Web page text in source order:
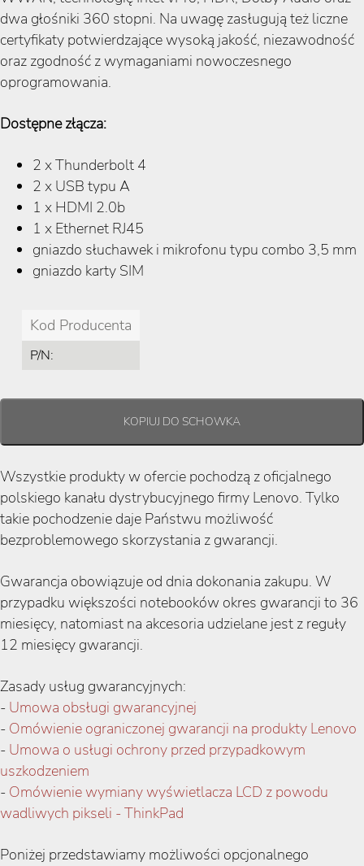
dwa głośniki 360 stopni. Na uwagę zasługują też liczne
certyfikaty potwierdzające wysoką jakość, niezawodność
oraz zgodność z wymaganiami nowoczesnego
oprogramowania.
Dostępne złącza:
2 x Thunderbolt 4
2 x USB typu A
1 x HDMI 2.0b
1 x Ethernet RJ45
gniazdo słuchawek i mikrofonu typu combo 3,5 mm
gniazdo karty SIM
Kod Producenta
P/N:
Wszystkie produkty w ofercie pochodzą z oficjalnego
polskiego kanału dystrybucyjnego firmy Lenovo. Tylko
takie pochodzenie daje Państwu możliwość
bezproblemowego skorzystania z gwarancji.
Gwarancja obowiązuje od dnia dokonania zakupu. W
przypadku większości notebooków okres gwarancji to 36
miesięcy, natomiast na akcesoria udzielane jest z reguły
12 miesięcy gwarancji.
Zasady usług gwarancyjnych:
- Umowa obsługi gwarancyjnej
- Omówienie ograniczonej gwarancji na produkty Lenovo
- Umowa o usługi ochrony przed przypadkowym
uszkodzeniem
- Omówienie wymiany wyświetlacza LCD z powodu
wadliwych pikseli - ThinkPad
Poniżej przedstawiamy możliwości opcjonalnego